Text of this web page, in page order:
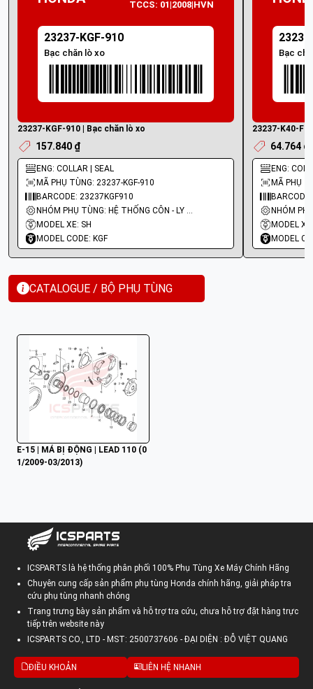
TCCS: 01|2008|HVN
23237-KGF-910
Bạc chăn lò xo
23237-KGF-910 | Bạc chăn lò xo
157.840 ₫
ENG: COLLAR | SEAL
MÃ PHỤ TÙNG: 23237-KGF-910
BARCODE: 23237KGF910
NHÓM PHỤ TÙNG: HỆ THỐNG CÔN - LY HỢP - TRỤC SỐ - BÁNH RĂNG
MODEL XE: SH
MODEL CODE: KGF
Bạc
23237-K40-
64.764 ₫
ENG:
MÃ PHỤ
MODEL
MODEL
CATALOGUE / BỘ PHỤ TÙNG
E-15 | MÁ BỊ ĐỘNG | LEAD 110 (0
1/2009-03/2013)
ICSPARTS là hệ thống phân phối 100% Phụ Tùng Xe Máy Chính Hãng
Chuyên cung cấp sản phẩm phụ tùng Honda chính hãng, giải pháp tra
cứu phụ tùng nhanh chóng
Trang trưng bày sản phẩm và hỗ trợ tra cứu, chưa hỗ trợ đặt hàng trực
tiếp trên website này
ICSPARTS CO., LTD - MST: 2500737606 - ĐẠI DIỆN : ĐỖ VIỆT QUANG
ĐIỀU KHOẢN LIÊN HỆ NHANH